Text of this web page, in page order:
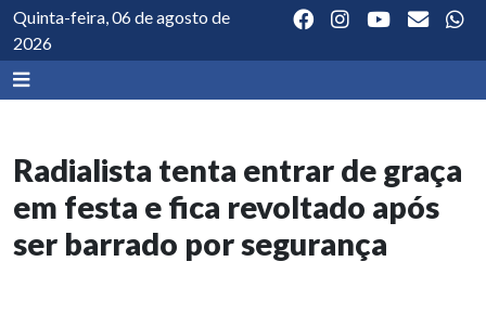
Quinta-feira, 06 de agosto de
2026
Radialista tenta entrar de graça
em festa e fica revoltado após
ser barrado por segurança